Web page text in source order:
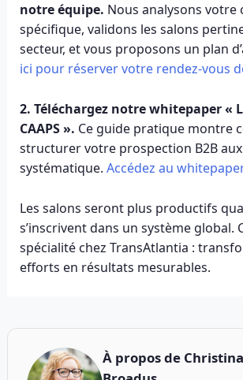
notre équipe. Nous analysons votre
spécifique, validons les salons
secteur, et vous proposons un plan
ici pour réserver votre rendez-vous
2. Téléchargez notre whitepaper «
CAAPS ». Ce guide pratique montre
structurer votre prospection B2B aux
systématique. Accédez au
Les salons seront plus productifs
s’inscrivent dans un système global.
spécialité chez TransAtlantia :
efforts en résultats mesurables.
À propos de